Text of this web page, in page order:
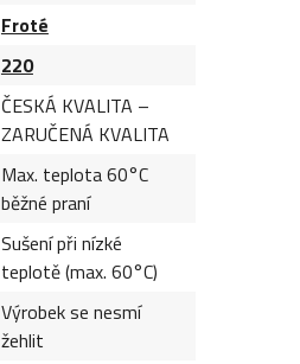
Froté
220
ČESKÁ KVALITA –
ZARUČENÁ KVALITA
Max. teplota 60°C
běžné praní
Sušení při nízké
teplotě (max. 60°C)
Výrobek se nesmí
žehlit